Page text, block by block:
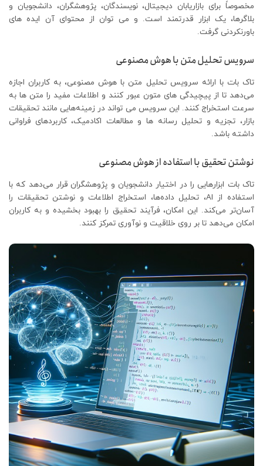
مخصوصاً برای بازاریابان دیجیتال، نویسندگان، پژوهشگران، دانشجویان و
بلاگرها، یک ابزار قدرتمند است. و می توان از محتوای آن ایده های
باورنکردنی گرفت.
سرویس تحلیل متن با هوش مصنوعی
تاک بات با ارائه سرویس تحلیل متن با هوش مصنوعی، به کاربران اجازه
می‌دهد تا از پیچیدگی‌ های متون عبور کنند و اطلاعات مفید را متن ها به
سرعت استخراج کنند. این سرویس می‌ تواند در زمینه‌هایی مانند تحقیقات
بازار، تجزیه و تحلیل رسانه‌ ها و مطالعات اکادمیک، کاربردهای فراوانی
داشته باشد.
نوشتن تحقیق با استفاده از هوش مصنوعی
تاک بات ابزارهایی را در اختیار دانشجویان و پژوهشگران قرار می‌دهد که با
استفاده از AI، تحلیل داده‌ها، استخراج اطلاعات و نوشتن تحقیقات را
آسان‌تر می‌کند. این امکان، فرآیند تحقیق را بهبود بخشیده و به کاربران
امکان می‌دهد تا بر روی خلاقیت و نوآوری تمرکز کنند.